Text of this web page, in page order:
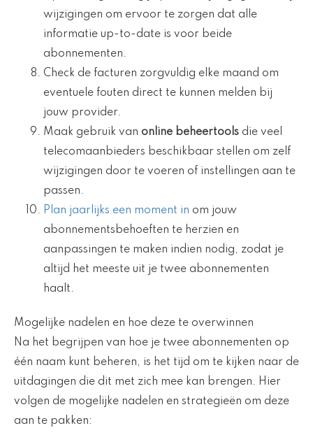
wijzigingen om ervoor te zorgen dat alle
informatie up-to-date is voor beide
abonnementen.
Check de facturen zorgvuldig elke maand om
eventuele fouten direct te kunnen melden bij
jouw provider.
Maak gebruik van online beheertools die veel
telecomaanbieders beschikbaar stellen om zelf
wijzigingen door te voeren of instellingen aan te
passen.
Plan jaarlijks een moment in om jouw
abonnementsbehoeften te herzien en
aanpassingen te maken indien nodig, zodat je
altijd het meeste uit je twee abonnementen
haalt.
Mogelijke nadelen en hoe deze te overwinnen
Na het begrijpen van hoe je twee abonnementen op
één naam kunt beheren, is het tijd om te kijken naar de
uitdagingen die dit met zich mee kan brengen. Hier
volgen de mogelijke nadelen en strategieën om deze
aan te pakken: